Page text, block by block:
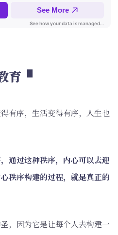
育 ▘
有序，生活变得有序，人生也
通过这种秩序，内心可以去迎
秩序构建的过程，就是真正的
，因为它是让每个人去构建一